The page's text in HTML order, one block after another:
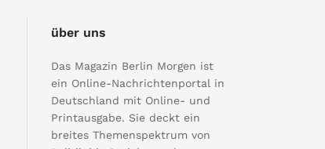
über uns
Das Magazin Berlin Morgen ist
ein Online-Nachrichtenportal in
Deutschland mit Online- und
Printausgabe. Sie deckt ein
breites Themenspektrum von